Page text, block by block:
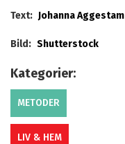
Text: Johanna Aggestam
Bild: Shutterstock
Kategorier:
METODER
LIV & HEM